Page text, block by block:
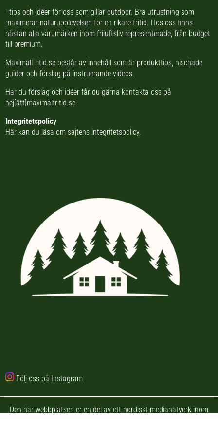
- tips och idéer för oss som gillar outdoor. Bra utrustning som
maximerar naturupplevelsen för en rikare fritid. Hos oss finns
nästanalla varumärken inom friluftsliv representerade, från budget
till premium.
MaximalFritid.se består av innehåll som är produkttips, nischade
guider och förslag på instruerande videos.
Har du förslag och idéer får du gärna kontakta oss på
hej[ätt]maximalfritid.se
Integritetspolicy
Här kan du läsa om sajtens integritetspolicy.
Följ oss på Instagram
Den här webbplatsen er en del av ett nordiskt medianätverk inom